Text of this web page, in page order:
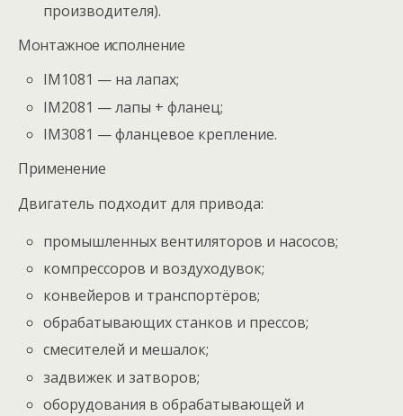
производителя).
Монтажное исполнение
IM1081 — на лапах;
IM2081 — лапы + фланец;
IM3081 — фланцевое крепление.
Применение
Двигатель подходит для привода:
промышленных вентиляторов и насосов;
компрессоров и воздуходувок;
конвейеров и транспортёров;
обрабатывающих станков и прессов;
смесителей и мешалок;
задвижек и затворов;
оборудования в обрабатывающей и